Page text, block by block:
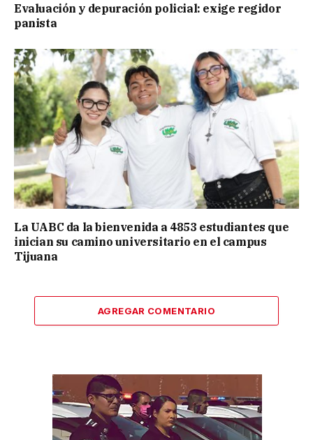
Evaluación y depuración policial: exige regidor
panista
La UABC da la bienvenida a 4853 estudiantes que
inician su camino universitario en el campus
Tijuana
AGREGAR COMENTARIO